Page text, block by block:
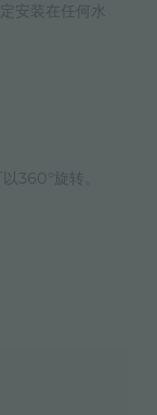
安装在任何水
360°旋转。